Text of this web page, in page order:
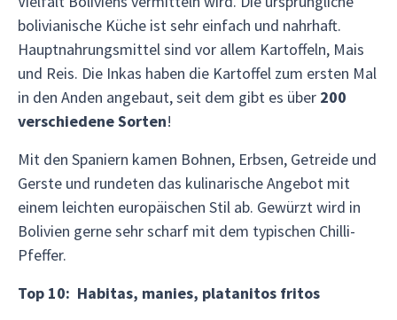
bolivianische Küche ist sehr einfach und nahrhaft.
Hauptnahrungsmittel sind vor allem Kartoffeln, Mais
und Reis. Die Inkas haben die Kartoffel zum ersten Mal
in den Anden angebaut, seit dem gibt es über 200
verschiedene Sorten!
Mit den Spaniern kamen Bohnen, Erbsen, Getreide und
Gerste und rundeten das kulinarische Angebot mit
einem leichten europäischen Stil ab. Gewürzt wird in
Bolivien gerne sehr scharf mit dem typischen Chilli-
Pfeffer.
Top 10: Habitas, manies, platanitos fritos